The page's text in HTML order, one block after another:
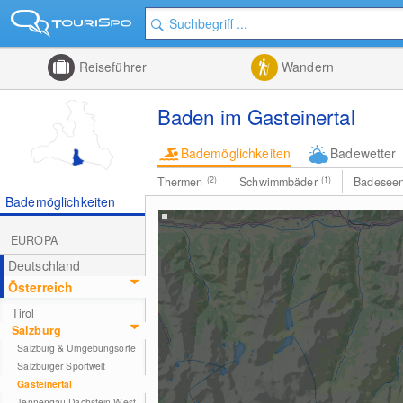
Reiseführer Wandern
Baden im Gasteinertal
Bademöglichkeiten Badewetter
Thermen (2) Schwimmbäder (1)
Bademöglichkeiten
EUROPA
Deutschland
Österreich
Tirol
Salzburg
Salzburg & Umgebungsorte
Salzburger Sportwelt
Gasteinertal